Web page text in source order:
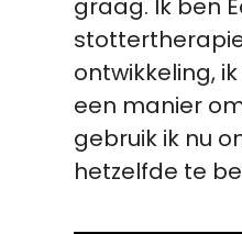
graag. Ik ben
ontwikkeling,
een manier
gebruik ik nu
hetzelfde te